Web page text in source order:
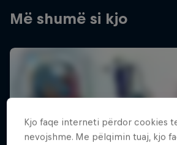
Më shumë si kjo
Kjo faqe interneti përdor cookies
nevojshme. Me pëlqimin tuaj, kjo